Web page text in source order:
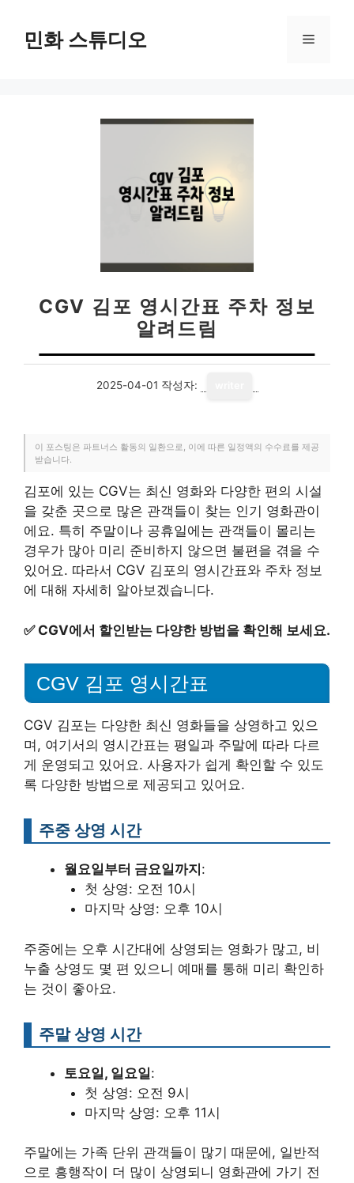
민화 스튜디오 메
CGV 김포 영시간표 주차 정보
알려드림
2025-04-01 작성자:
이 포스팅은 파트너스 활동의 일환으로, 이에 따른 일정액의 수수료를 제공
받습니다.
김포에 있는 CGV는 최신 영화와 다양한 편의 시설
을 갖춘 곳으로 많은 관객들이 찾는 인기 영화관이
에요. 특히 주말이나 공휴일에는 관객들이 몰리는
경우가 많아 미리 준비하지 않으면 불편을 겪을 수
있어요. 따라서 CGV 김포의 영시간표와 주차 정보
에 대해 자세히 알아보겠습니다.
✅ CGV에서 할인받는 다양한 방법을 확인해 보세요.
CGV 김포 영시간표
CGV 김포는 다양한 최신 영화들을 상영하고 있으
며, 여기서의 영시간표는 평일과 주말에 따라 다르
게 운영되고 있어요. 사용자가 쉽게 확인할 수 있도
록 다양한 방법으로 제공되고 있어요.
주중 상영 시간
월요일부터 금요일까지 :
첫 상영: 오전 10시
마지막 상영: 오후 10시
주중에는 오후 시간대에 상영되는 영화가 많고, 비
누출 상영도 몇 편 있으니 예매를 통해 미리 확인하
는 것이 좋아요.
주말 상영 시간
토요일, 일요일:
첫 상영: 오전 9시
마지막 상영: 오후 11시
주말에는 가족 단위 관객들이 많기 때문에, 일반적
으로 흥행작이 더 많이 상영되니 영화관에 가기 전